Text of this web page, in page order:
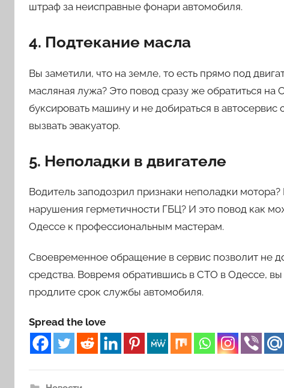
штраф за неисправные фонари автомобиля.
4. Подтекание масла
Вы заметили, что на земле, то есть прямо под
масляная лужа? Это повод сразу же обратиться
буксировать машину и не добираться в
вызвать эвакуатор.
5. Неполадки в двигателе
Водитель заподозрил признаки неполадки
нарушения герметичности ГБЦ? И это повод как
Одессе к профессиональным мастерам.
Своевременное обращение в сервис позволит не
средства. Вовремя обратившись в СТО в Одессе,
продлите срок службы автомобиля.
Spread the love